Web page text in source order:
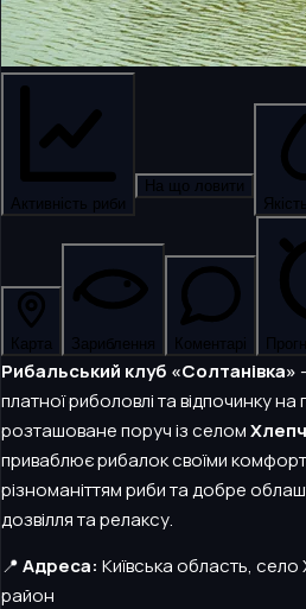
Активність риби
На що ловити
Карта Зариблення Коментарі
Рибальський клуб «Солтанівка»
платної риболовлі та відпочинку на
розташоване поруч із селом
приваблює рибалок своїми
різноманіттям риби та добре
дозвілля та релаксу.
📍Адреса: Київська область, село
район